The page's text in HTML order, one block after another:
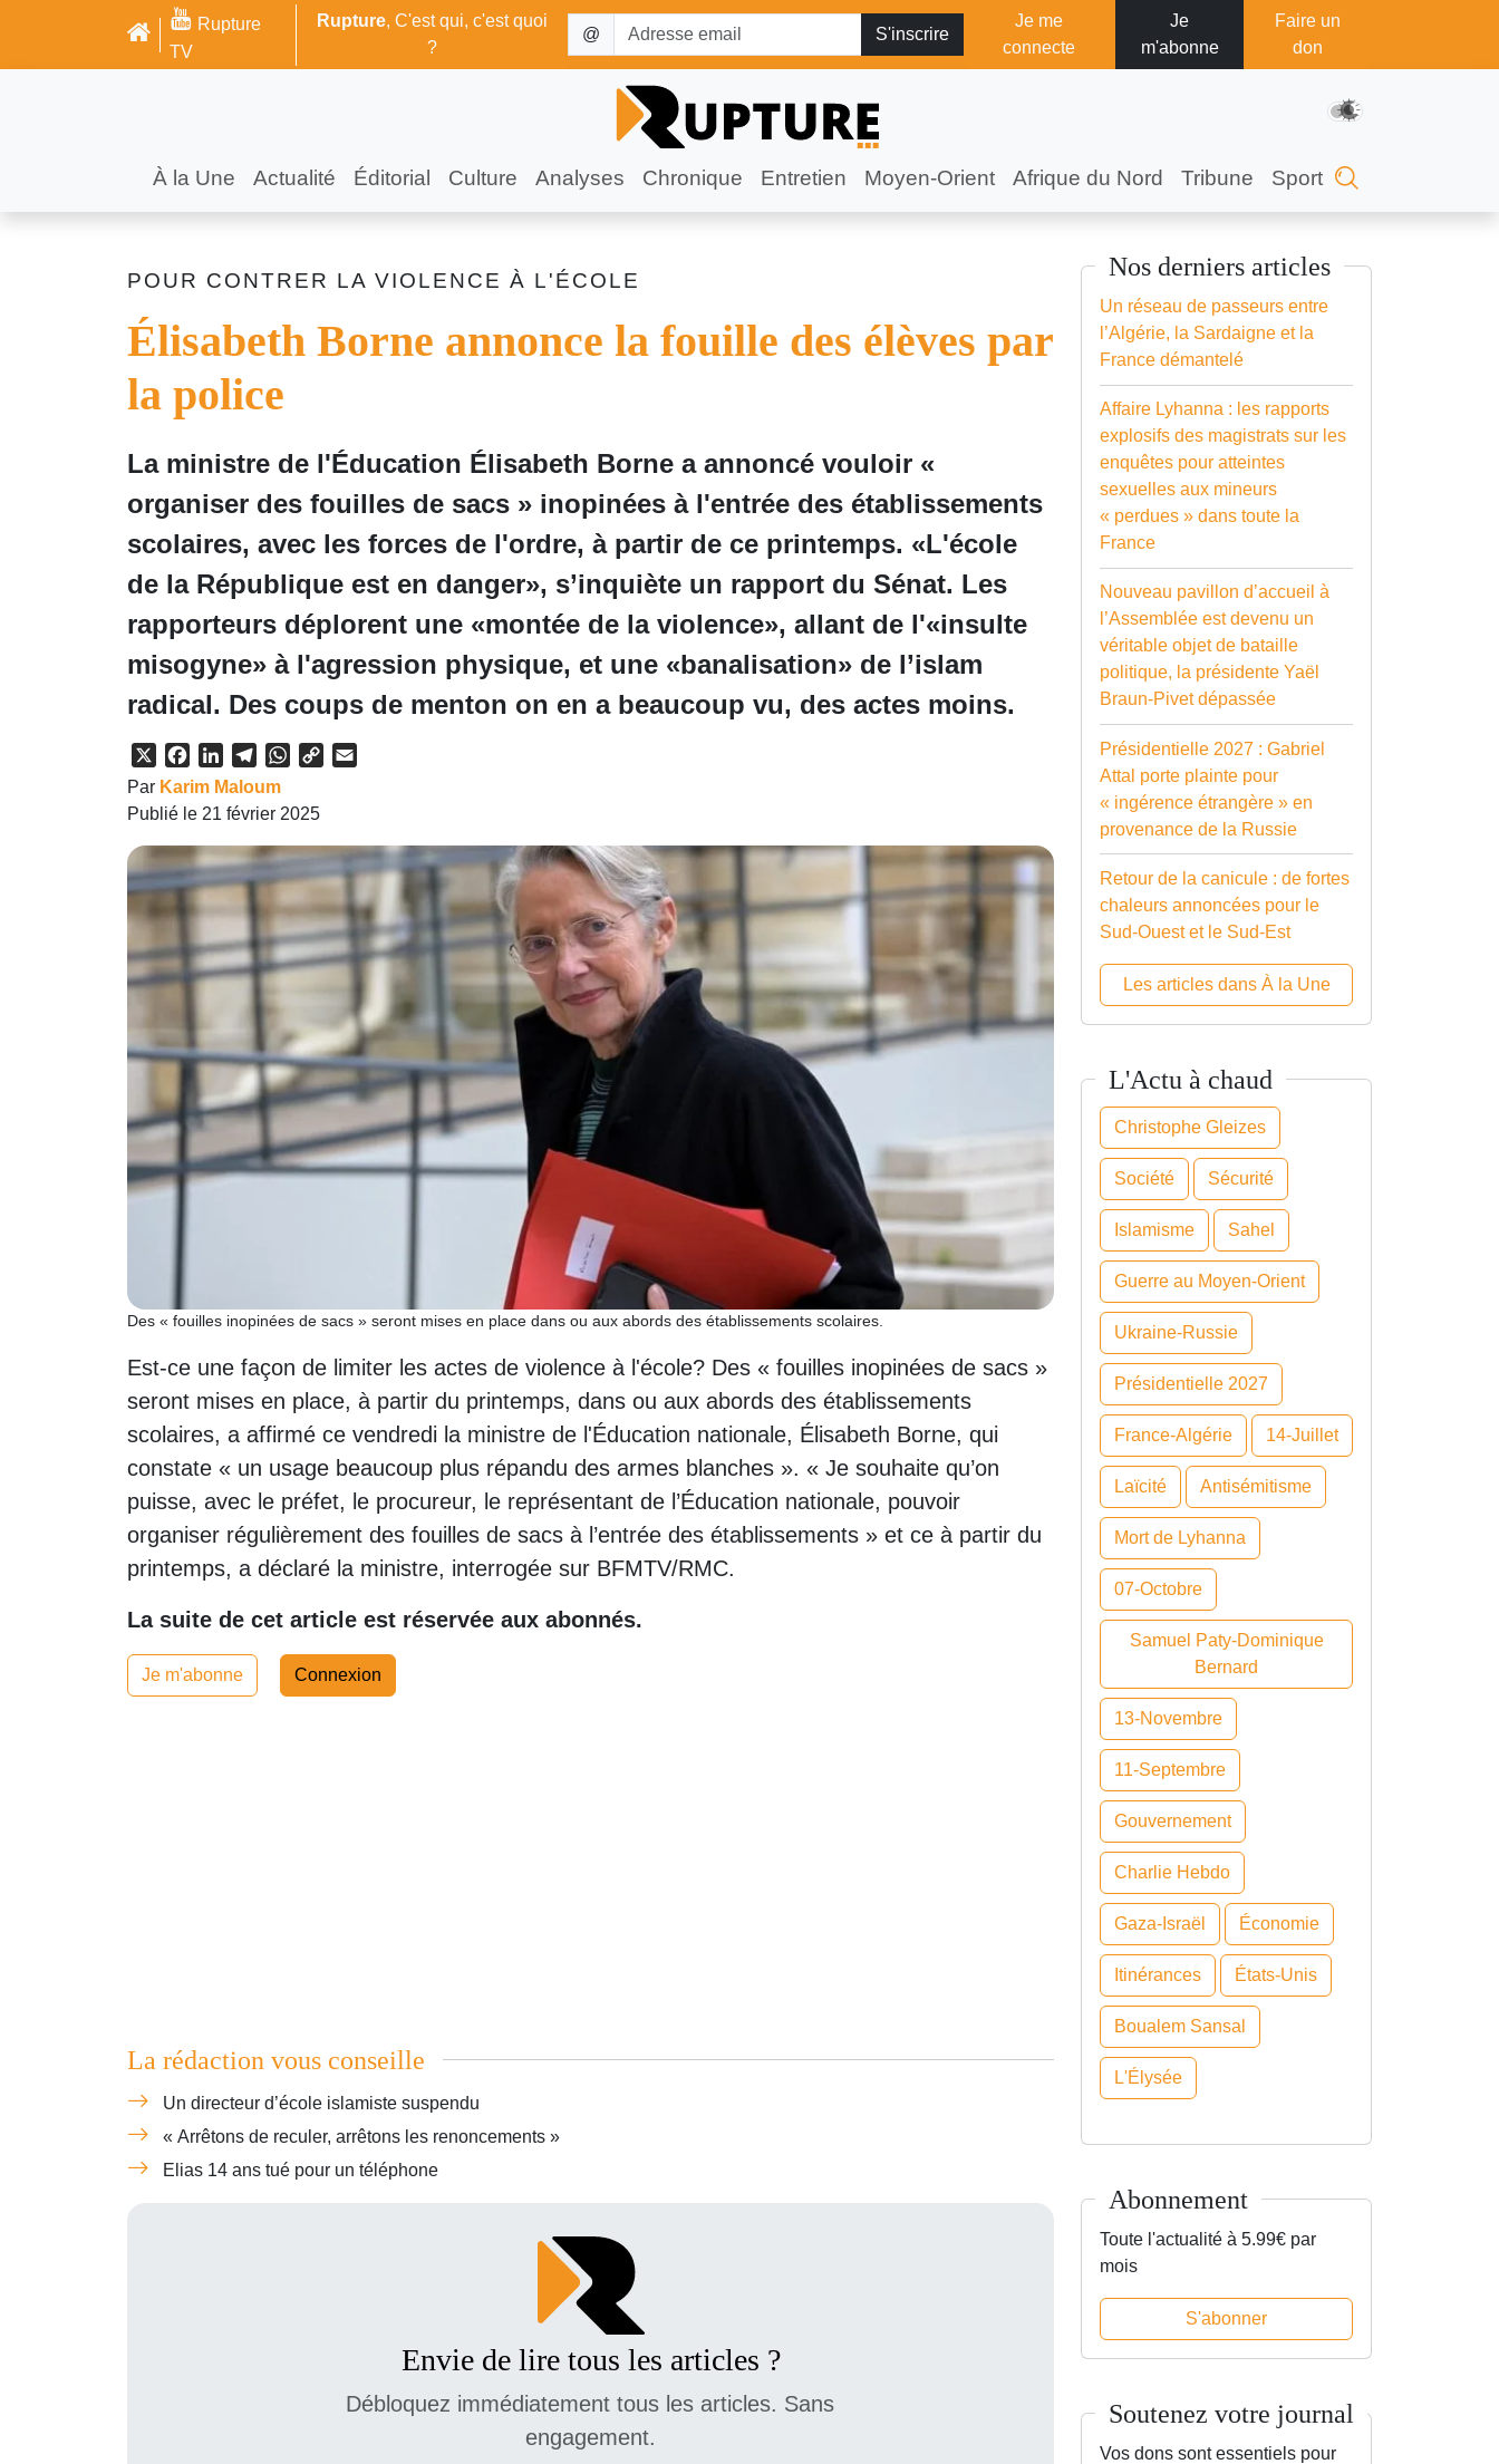
Rupture
TV
Rupture, C'est qui, c'est quoi
?
@
Je me
connecte
Je
m'abonne
Faire un
don
À la Une Actualité Éditorial Culture Analyses Chronique Entretien Moyen-Orient Afrique du Nord Tribune Sport
POUR CONTRER LA VIOLENCE À L'ÉCOLE
Élisabeth Borne annonce la fouille des élèves par
la police
La ministre de l'Éducation Élisabeth Borne a annoncé vouloir «
organiser des fouilles de sacs » inopinées à l'entrée des établissements
scolaires, avec les forces de l'ordre, à partir de ce printemps. «L'école
de la République est en danger», s’inquiète un rapport du Sénat. Les
rapporteurs déplorent une «montée de la violence», allant de l'«insulte
misogyne» à l'agression physique, et une «banalisation» de l’islam
radical. Des coups de menton on en a beaucoup vu, des actes moins.
X FacebookLinkedInTelegramWhatsApp
Copy
Par Karim Maloum
Publié le 21 février 2025
Des « fouilles inopinées de sacs » seront mises en place dans ou aux abords des établissements scolaires.
Est-ce une façon de limiter les actes de violence à l'école? Des « fouilles inopinées de sacs »
seront mises en place, à partir du printemps, dans ou aux abords des établissements
scolaires, a affirmé ce vendredi la ministre de l'Éducation nationale, Élisabeth Borne, qui
constate « un usage beaucoup plus répandu des armes blanches ». « Je souhaite qu’on
puisse, avec le préfet, le procureur, le représentant de l’Éducation nationale, pouvoir
organiser régulièrement des fouilles de sacs à l’entrée des établissements » et ce à partir du
printemps, a déclaré la ministre, interrogée sur BFMTV/RMC.
La suite de cet article est réservée aux abonnés.
Je m'abonne Connexion
La rédaction vous conseille
Un directeur d’école islamiste suspendu
« Arrêtons de reculer, arrêtons les renoncements »
Elias 14 ans tué pour un téléphone
Envie de lire tous les articles ?
Débloquez immédiatement tous les articles. Sans
engagement.
Nos derniers articles
Un réseau de passeurs entre
l’Algérie, la Sardaigne et la
France démantelé
Affaire Lyhanna : les rapports
explosifs des magistrats sur les
enquêtes pour atteintes
sexuelles aux mineurs
« perdues » dans toute la
France
Nouveau pavillon d’accueil à
l’Assemblée est devenu un
véritable objet de bataille
politique, la présidente Yaël
Braun-Pivet dépassée
Présidentielle 2027 : Gabriel
Attal porte plainte pour
« ingérence étrangère » en
provenance de la Russie
Retour de la canicule : de fortes
chaleurs annoncées pour le
Sud-Ouest et le Sud-Est
Les articles dans À la Une
L'Actu à chaud
Christophe Gleizes
Société Sécurité
Islamisme Sahel
Guerre au Moyen-Orient
Ukraine-Russie
Présidentielle 2027
France-Algérie 14-Juillet
Laïcité Antisémitisme
Mort de Lyhanna
07-Octobre
Samuel Paty-Dominique
Bernard
13-Novembre
11-Septembre
Gouvernement
Charlie Hebdo
Gaza-Israël Économie
Itinérances États-Unis
Boualem Sansal
L'Élysée
Abonnement
Toute l'actualité à 5.99€ par
mois
S'abonner
Soutenez votre journal
Vos dons sont essentiels pour